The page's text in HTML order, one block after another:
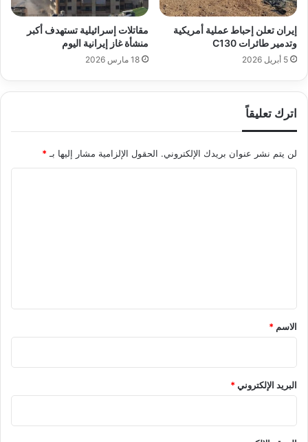
إيران تعلن إحباط عملية أمريكية
وتدمير طائرات C130
5 أبريل 2026
مقاتلات إسرائيلية تستهدف أكبر
منشأة غاز إيرانية اليوم
18 مارس 2026
اترك تعليقاً
لن يتم نشر عنوان بريدك الإلكتروني. الحقول الإلزامية مشار إليها بـ *
*
الاسم *
البريد الإلكتروني*